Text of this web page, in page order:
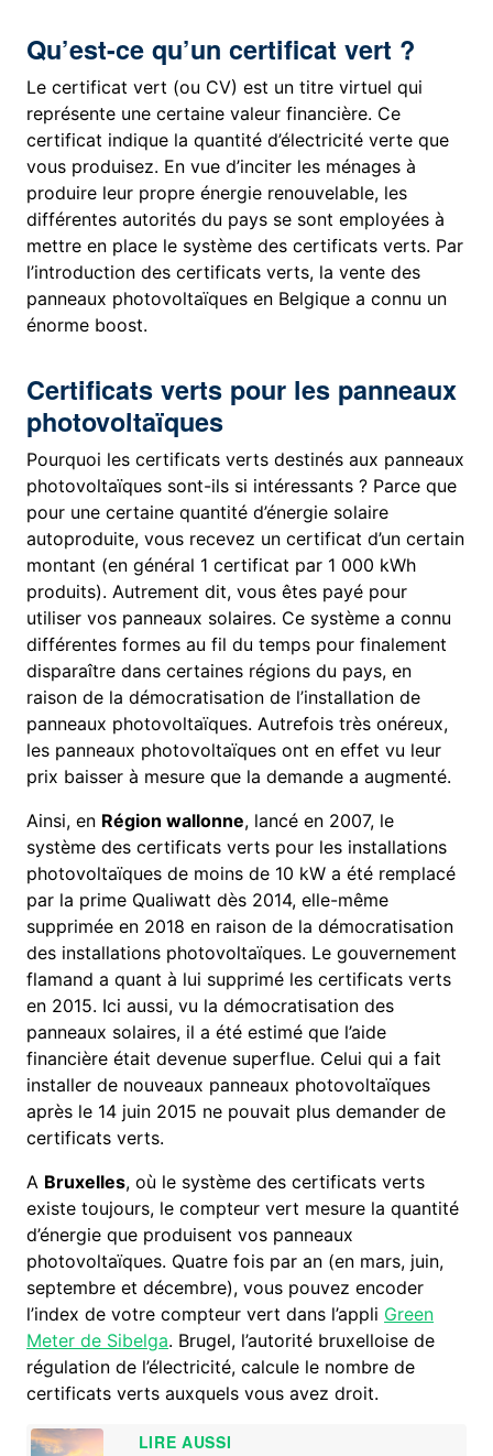
Qu’est-ce qu’un certificat vert ?
Le certificat vert (ou CV) est un titre virtuel qui
représente une certaine valeur financière. Ce
certificat indique la quantité d’électricité verte que
vous produisez. En vue d’inciter les ménages à
produire leur propre énergie renouvelable, les
différentes autorités du pays se sont employées à
mettre en place le système des certificats verts. Par
l’introduction des certificats verts, la vente des
panneaux photovoltaïques en Belgique a connu un
énorme boost.
Certificats verts pour les panneaux
photovoltaïques
Pourquoi les certificats verts destinés aux panneaux
photovoltaïques sont-ils si intéressants ? Parce que
pour une certaine quantité d’énergie solaire
autoproduite, vous recevez un certificat d’un certain
montant (en général 1 certificat par 1 000 kWh
produits). Autrement dit, vous êtes payé pour
utiliser vos panneaux solaires. Ce système a connu
différentes formes au fil du temps pour finalement
disparaître dans certaines régions du pays, en
raison de la démocratisation de l’installation de
panneaux photovoltaïques. Autrefois très onéreux,
les panneaux photovoltaïques ont en effet vu leur
prix baisser à mesure que la demande a augmenté.
Ainsi, en Région wallonne, lancé en 2007, le
système des certificats verts pour les installations
photovoltaïques de moins de 10 kW a été remplacé
par la prime Qualiwatt dès 2014, elle-même
supprimée en 2018 en raison de la démocratisation
des installations photovoltaïques. Le gouvernement
flamand a quant à lui supprimé les certificats verts
en 2015. Ici aussi, vu la démocratisation des
panneaux solaires, il a été estimé que l’aide
financière était devenue superflue. Celui qui a fait
installer de nouveaux panneaux photovoltaïques
après le 14 juin 2015 ne pouvait plus demander de
certificats verts.
A Bruxelles, où le système des certificats verts
existe toujours, le compteur vert mesure la quantité
d’énergie que produisent vos panneaux
photovoltaïques. Quatre fois par an (en mars, juin,
septembre et décembre), vous pouvez encoder
l’index de votre compteur vert dans l’appli Green
Meter de Sibelga. Brugel, l’autorité bruxelloise de
régulation de l’électricité, calcule le nombre de
certificats verts auxquels vous avez droit.
LIRE AUSSI